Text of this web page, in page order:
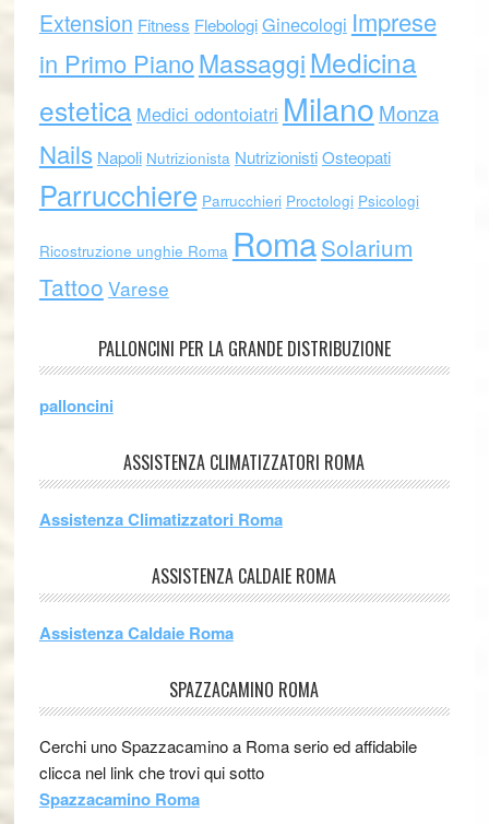
Extension Fitness FlebologiGinecologi Imprese
in Primo PianoMassaggiMedicina
estetica Medici odontoiatri Milano Monza
Nails Napoli Nutrizionista NutrizionistiOsteopati
Parrucchiere Parrucchieri Proctologi Psicologi
Ricostruzione unghie Roma RomaSolarium
Tattoo Varese
PALLONCINI PER LA GRANDE DISTRIBUZIONE
palloncini
ASSISTENZA CLIMATIZZATORI ROMA
Assistenza Climatizzatori Roma
ASSISTENZA CALDAIE ROMA
Assistenza Caldaie Roma
SPAZZACAMINO ROMA
Cerchi uno Spazzacamino a Roma serio ed affidabile
clicca nel link che trovi qui sotto
Spazzacamino Roma